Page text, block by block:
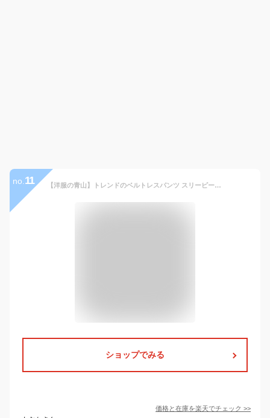
no. 11 【洋服の青山】トレンドのベルトレスパンツ スリーピース スーツ メンズ スリム 秋冬 ブルー グレー ブラウン 灰色 茶色 ストライプ 3つボタン段返り ベスト付き 背抜き サイドベンツ ワンタック ストレッチ 動きやすい ビジネス 商談 仕事 セレモニー 結婚式 成人式 式典
ショップでみる
価格と在庫を楽天でチェック >>